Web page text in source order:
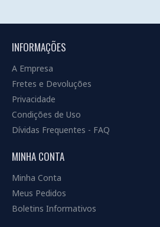
INFORMAÇÕES
A Empresa
Fretes e Devoluções
Privacidade
Condições de Uso
Dívidas Frequentes - FAQ
MINHA CONTA
Minha Conta
Meus Pedidos
Boletins Informativos